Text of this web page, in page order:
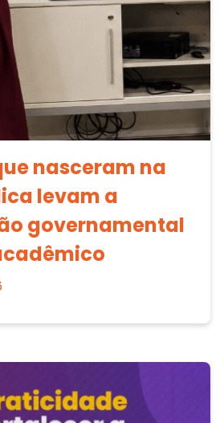
nasceram na
levam a
governamental